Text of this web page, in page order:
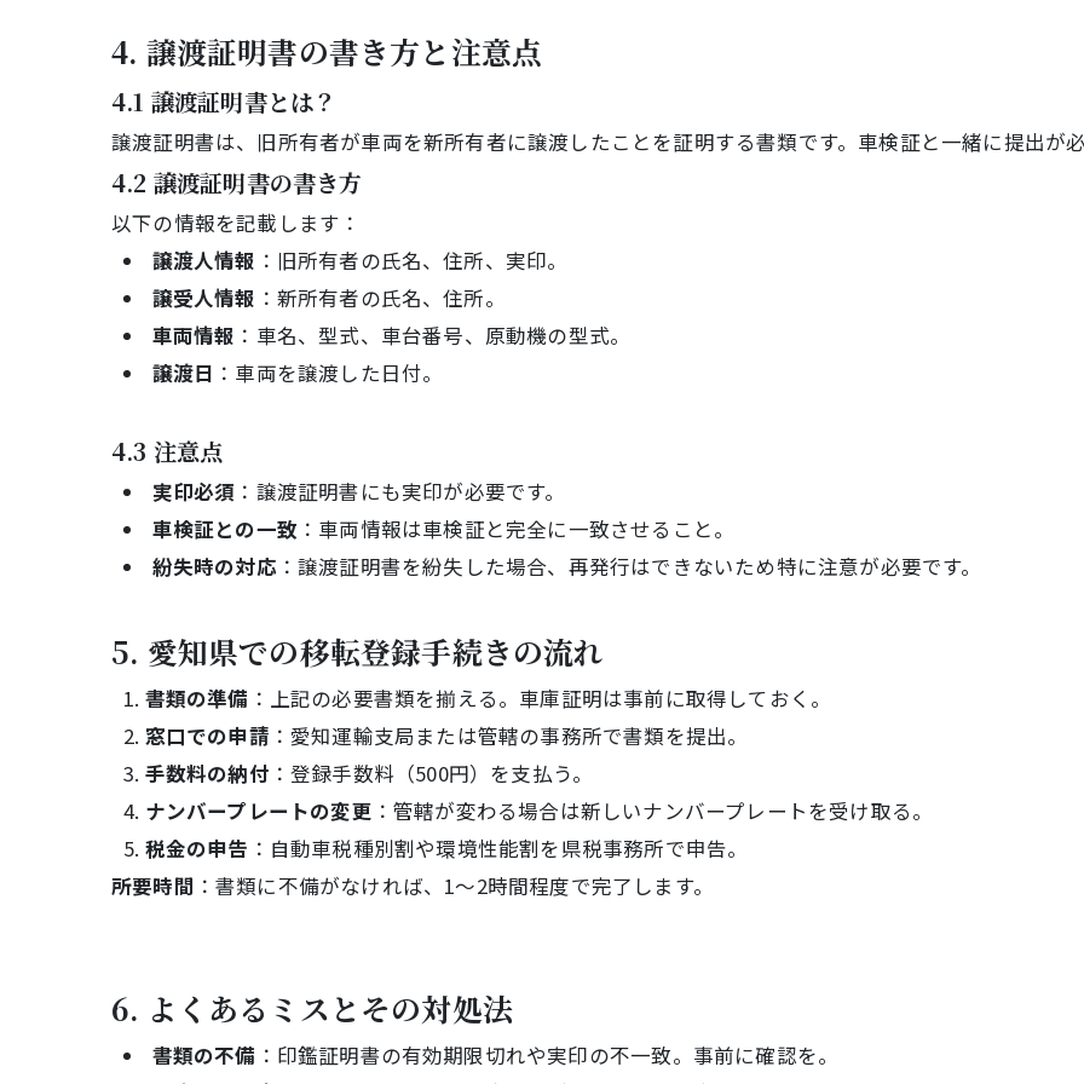
4. 譲渡証明書の書き方と注意点
4.1 譲渡証明書とは？
譲渡証明書は、旧所有者が車両を新所有者に譲渡したことを証明する書類です。車検証と一緒に提出が必
4.2 譲渡証明書の書き方
以下の情報を記載します：
譲渡人情報 ：旧所有者の氏名、住所、実印。
譲受人情報 ：新所有者の氏名、住所。
車両情報 ：車名、型式、車台番号、原動機の型式。
譲渡日 ：車両を譲渡した日付。
4.3 注意点
実印必須 ：譲渡証明書にも実印が必要です。
車検証との一致 ：車両情報は車検証と完全に一致させること。
紛失時の対応 ：譲渡証明書を紛失した場合、再発行はできないため特に注意が必要です。
5. 愛知県での移転登録手続きの流れ
書類の準備 ：上記の必要書類を揃える。車庫証明は事前に取得しておく。
窓口での申請 ：愛知運輸支局または管轄の事務所で書類を提出。
手数料の納付 ：登録手数料（500円）を支払う。
ナンバープレートの変更 ：管轄が変わる場合は新しいナンバープレートを受け取る。
税金の申告 ：自動車税種別割や環境性能割を県税事務所で申告。
所要時間 ：書類に不備がなければ、1～2時間程度で完了します。
6. よくあるミスとその対処法
書類の不備 ：印鑑証明書の有効期限切れや実印の不一致。事前に確認を。